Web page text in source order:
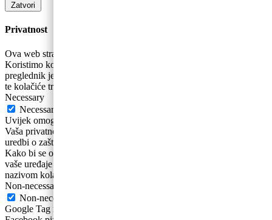
Zatvori
Privatnost
Ova web stranica koristi kolačiće za poboljšanje vašeg iskustva.
Koristimo kolačiće koji se prema potrebi pohranjuju se na vaš
preglednik jer su bitni za rad osnovnih funkcionalnosti web stranice
te kolačiće trećih strana koji nam pomažu u analizira
Necessary
Necessary
Uvijek omogućeno
Vaša privatnost i osobni podaci su nam bitni. Sukladno novoj Općoj
uredbi o zaštiti podataka ažurirali smo naša Pravila privatnosti .
Kako bi se osigurao ispravan rad ovih web-stranica, ponekad na
vaše uređaje pohranjujemo male podatkovne datoteke poznate pod
nazivom kolačići.
Non-necessary
Non-necessary
Google Tag manager Google Analytics Google ecommerce